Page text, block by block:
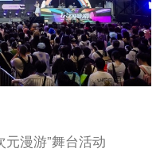
元漫游”舞台活动